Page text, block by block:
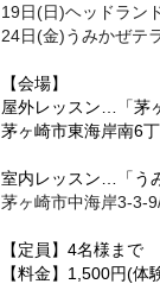
19日(日)ヘッドラン
24日(金)うみかぜテ
【会場】
屋外レッスン…
「
茅ヶ崎市東海岸南6
室内レッスン…
「う
茅ヶ崎市中海岸3-3-
【定員】4名様まで
【料金】1,500円(